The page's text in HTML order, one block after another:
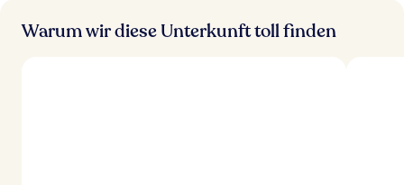
Warum wir diese Unterkunft toll finden